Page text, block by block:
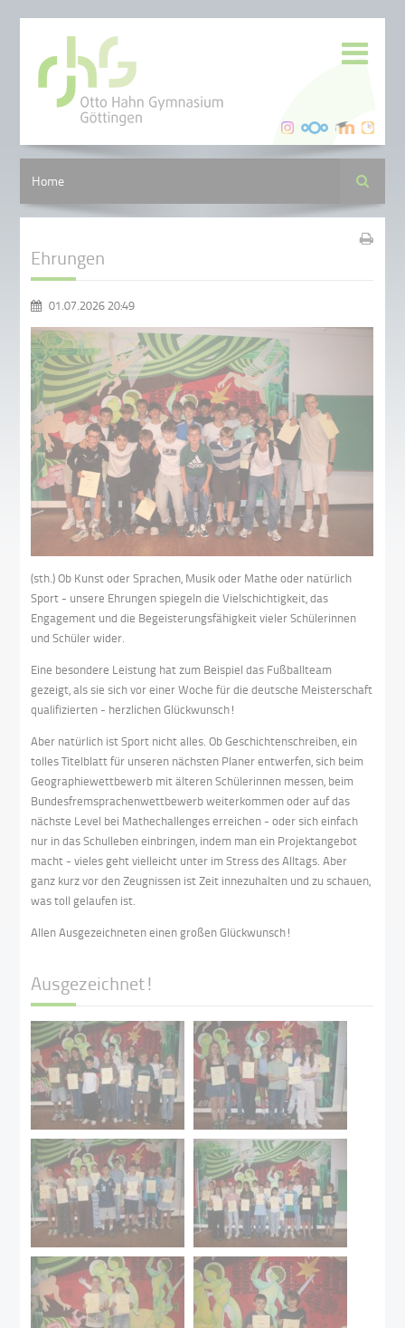
Home Suche
Ehrungen
01.07.2026 20:49
(sth.) Ob Kunst oder Sprachen, Musik oder Mathe oder natürlich
Sport - unsere Ehrungen spiegeln die Vielschichtigkeit, das
Engagement und die Begeisterungsfähigkeit vieler Schülerinnen
und Schüler wider.
Eine besondere Leistung hat zum Beispiel das Fußballteam
gezeigt, als sie sich vor einer Woche für die deutsche Meisterschaft
qualifizierten - herzlichen Glückwunsch!
Aber natürlich ist Sport nicht alles. Ob Geschichtenschreiben, ein
tolles Titelblatt für unseren nächsten Planer entwerfen, sich beim
Geographiewettbewerb mit älteren Schülerinnen messen, beim
Bundesfremsprachenwettbewerb weiterkommen oder auf das
nächste Level bei Mathechallenges erreichen - oder sich einfach
nur in das Schulleben einbringen, indem man ein Projektangebot
macht - vieles geht vielleicht unter im Stress des Alltags. Aber
ganz kurz vor den Zeugnissen ist Zeit innezuhalten und zu schauen,
was toll gelaufen ist.
Allen Ausgezeichneten einen großen Glückwunsch!
Ausgezeichnet!